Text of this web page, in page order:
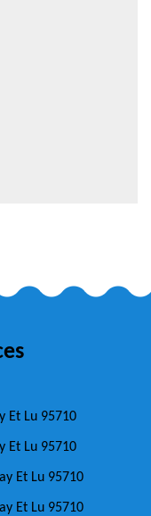
Et Lu 95710
Et Lu 95710
Et Lu 95710
Et Lu 95710